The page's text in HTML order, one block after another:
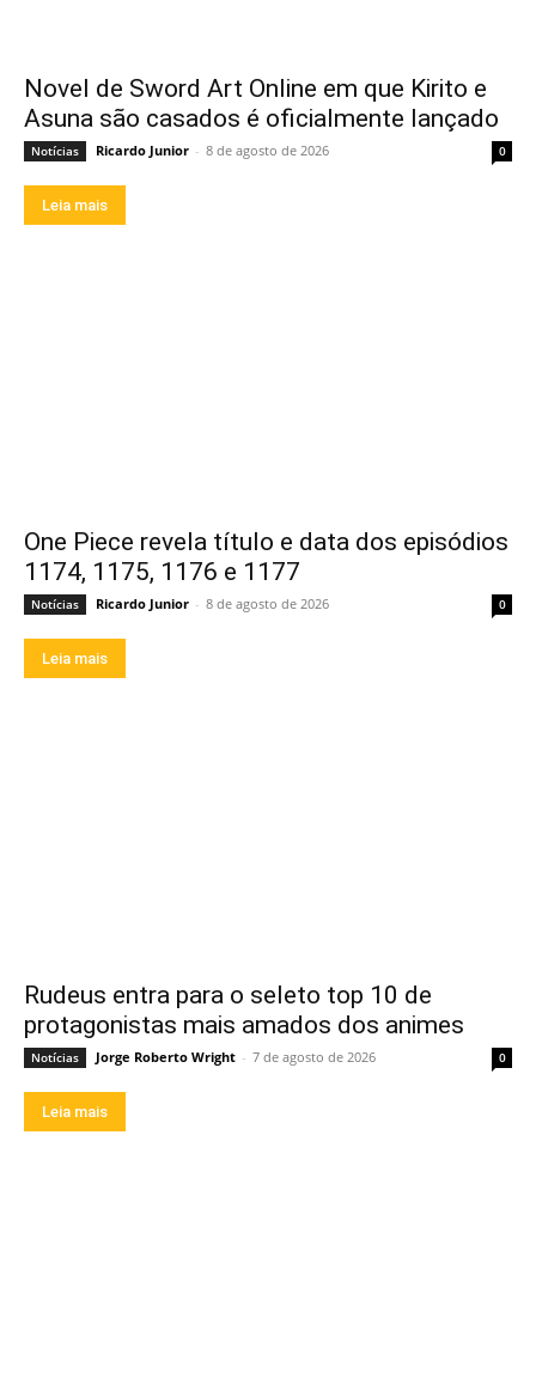
Novel de Sword Art Online em que Kirito e
Asuna são casados é oficialmente lançado
Notícias Ricardo Junior - 8 de agosto de 2026 0
Leia mais
One Piece revela título e data dos episódios
1174, 1175, 1176 e 1177
Notícias Ricardo Junior - 8 de agosto de 2026 0
Leia mais
Rudeus entra para o seleto top 10 de
protagonistas mais amados dos animes
Notícias Jorge Roberto Wright - 7 de agosto de 2026 0
Leia mais